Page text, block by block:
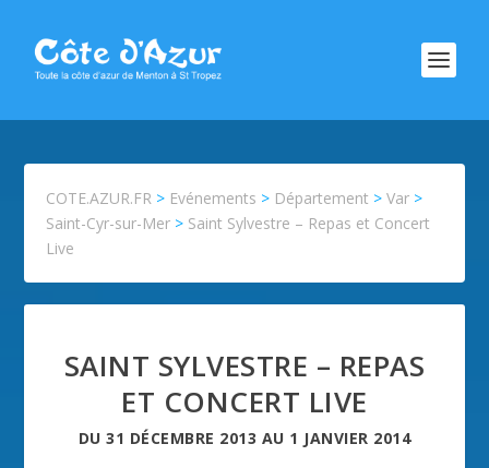
COTE.AZUR.FR > Evénements > Département >Var >
Saint-Cyr-sur-Mer > Saint Sylvestre – Repas et Concert
Live
SAINT SYLVESTRE – REPAS
ET CONCERT LIVE
DU31 DÉCEMBRE 2013 AU 1 JANVIER 2014